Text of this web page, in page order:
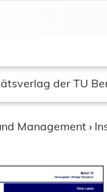
der TU
Management ›